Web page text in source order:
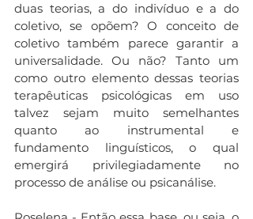
duas teorias, a do indivíduo e a do
coletivo, se opõem? O conceito de
coletivo também parece garantir a
universalidade. Ou não? Tanto um
como outro elemento dessas teorias
terapêuticas psicológicas em uso
talvez sejam muito semelhantes
quanto ao instrumental e
fundamento linguísticos, o qual
emergirá privilegiadamente no
processo de análise ou psicanálise.